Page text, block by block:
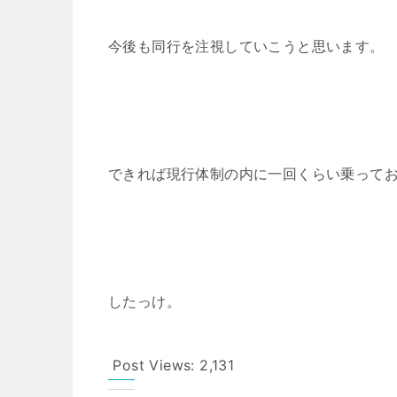
今後も同行を注視していこうと思います。
できれば現行体制の内に一回くらい乗って
したっけ。
Post Views: 2,131